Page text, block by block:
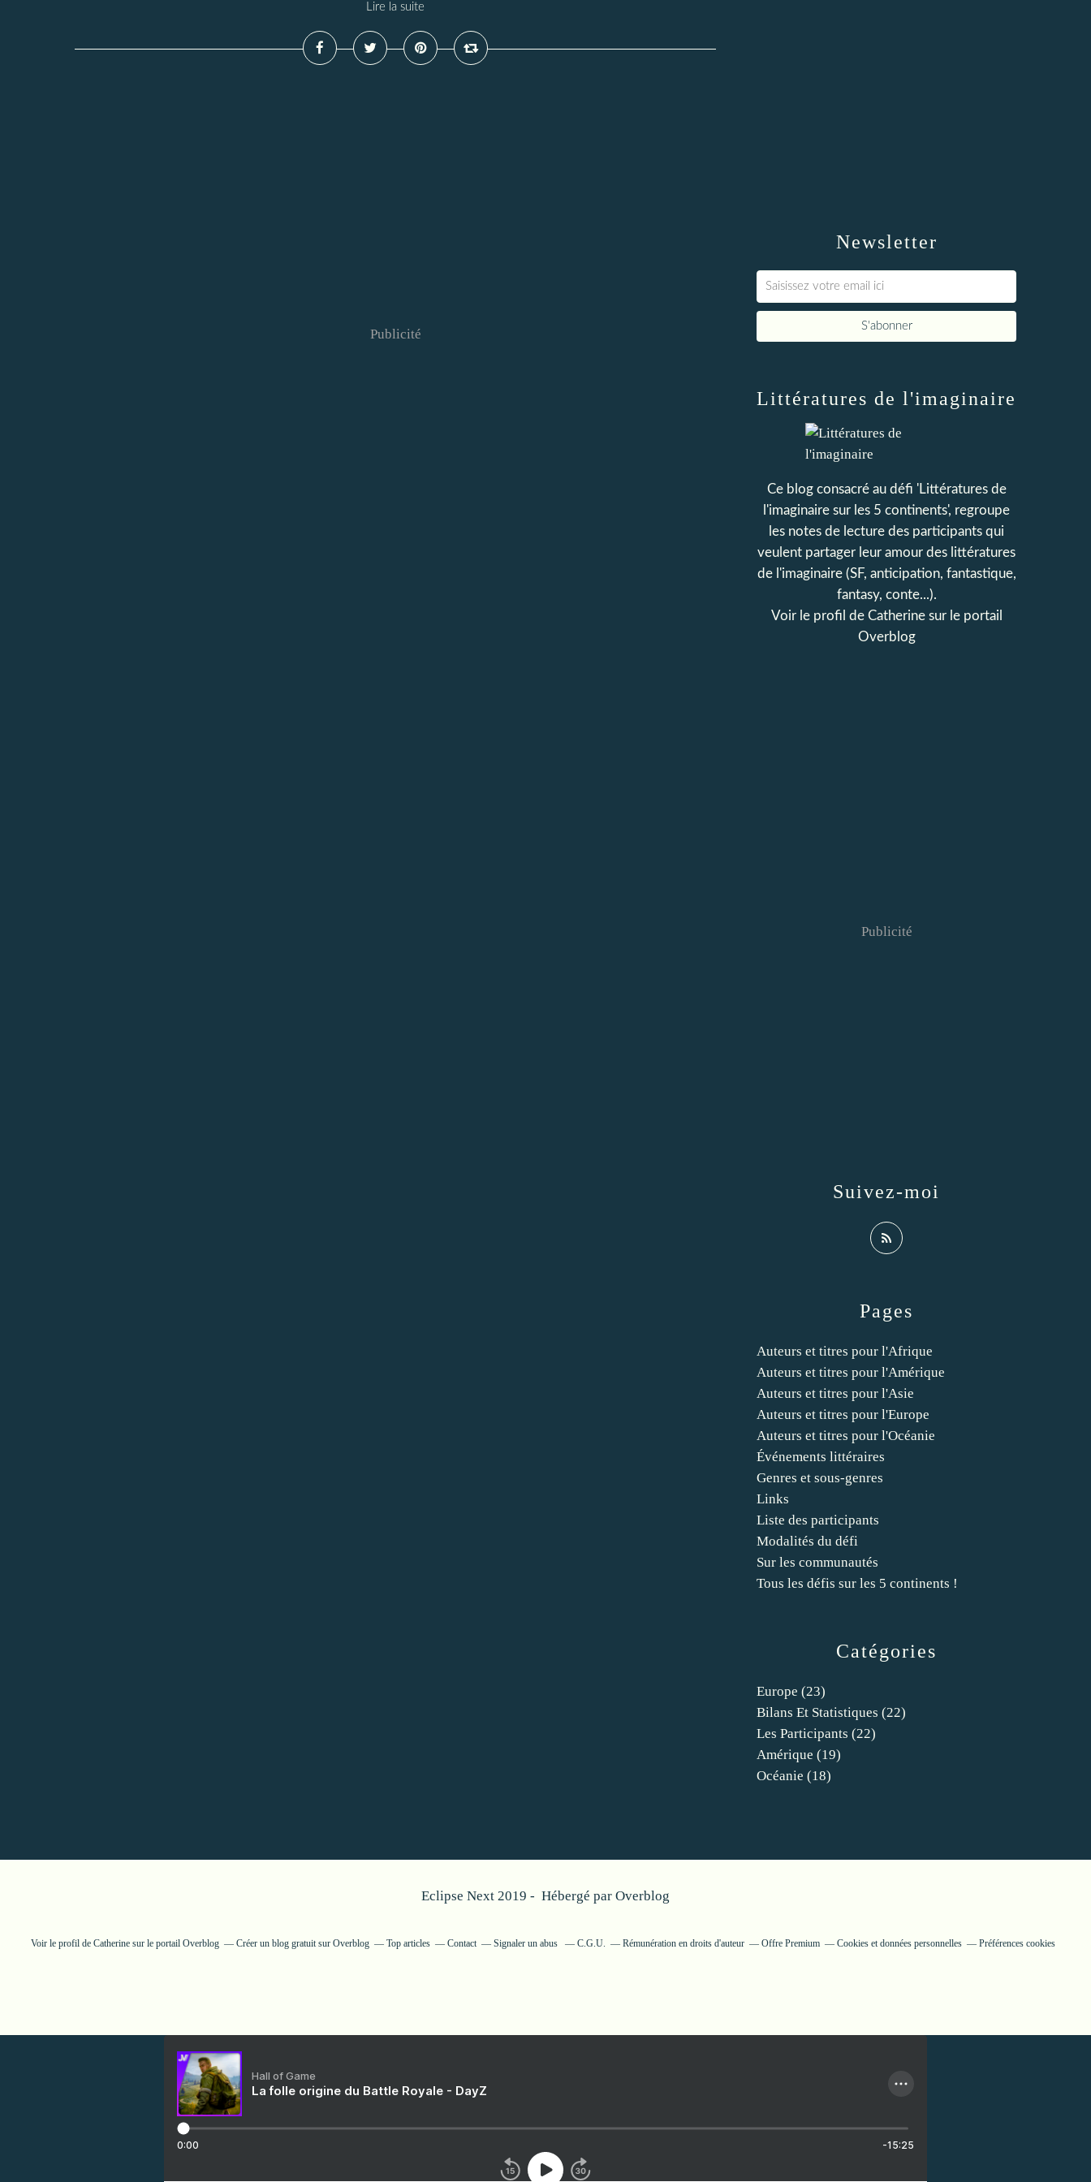
Lire la suite
Publicité
Newsletter
Catégories
Europe (23)
Bilans Et Statistiques (22)
Les Participants (22)
Amérique (19)
Océanie (18)
Pages
Auteurs et titres pour l'Afrique
Auteurs et titres pour l'Amérique
Auteurs et titres pour l'Asie
Auteurs et titres pour l'Europe
Auteurs et titres pour l'Océanie
Événements littéraires
Genres et sous-genres
Links
Liste des participants
Modalités du défi
Sur les communautés
Tous les défis sur les 5 continents !
Littératures de l'imaginaire
Ce blog consacré au défi 'Littératures de
l'imaginaire sur les 5 continents', regroupe
les notes de lecture des participants qui
veulent partager leur amour des littératures
de l'imaginaire (SF, anticipation, fantastique,
fantasy, conte...).
Voir le profil de Catherinesur le portail
Overblog
Suivez-moi
Publicité
Eclipse Next 2019 - Hébergé par Overblog
Voir le profil de Catherine sur le portail Overblog Créer un blog gratuit sur Overblog Top articles Contact Signaler un abus C.G.U. Rémunération en droits d'auteur Offre Premium Cookies et données personnelles Préférences cookies
Hall of Game
La folle origine du Battle Royale - DayZ
0:00 -15:25